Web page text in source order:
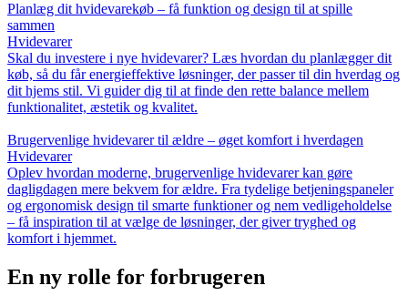
Planlæg dit hvidevarekøb – få funktion og design til at spille
sammen
Hvidevarer
Skal du investere i nye hvidevarer? Læs hvordan du planlægger dit
køb, så du får energieffektive løsninger, der passer til din hverdag og
dit hjems stil. Vi guider dig til at finde den rette balance mellem
funktionalitet, æstetik og kvalitet.
Brugervenlige hvidevarer til ældre – øget komfort i hverdagen
Hvidevarer
Oplev hvordan moderne, brugervenlige hvidevarer kan gøre
dagligdagen mere bekvem for ældre. Fra tydelige betjeningspaneler
og ergonomisk design til smarte funktioner og nem vedligeholdelse
– få inspiration til at vælge de løsninger, der giver tryghed og
komfort i hjemmet.
En ny rolle for forbrugeren